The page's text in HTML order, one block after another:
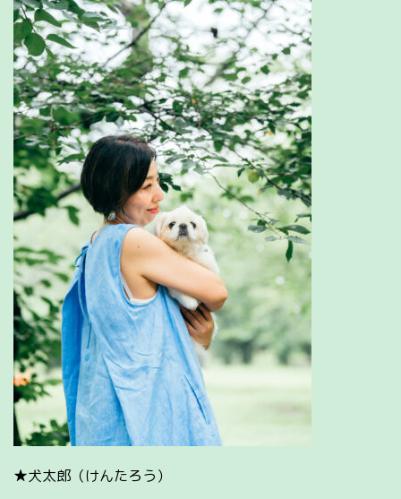
★犬太郎（けんたろう）